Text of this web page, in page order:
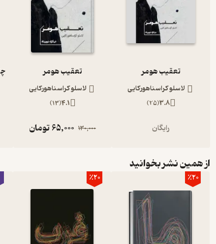
تعقیب هومر
لاسلو کراسناهورکایی
3.8
(
25
)
رایگان
تعقیب هومر
لاسلو کراسناهورکایی
4.1
(
13
)
130,000
65,000تومان
از همین نشر بخوانید
٪20 ٪20